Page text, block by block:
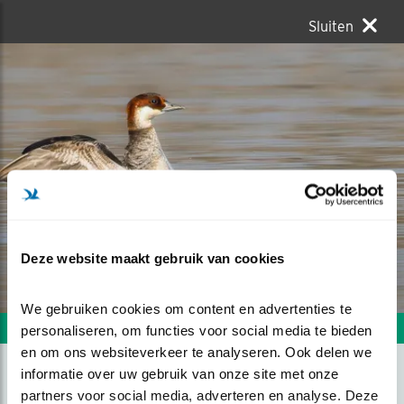
Deze website maakt gebruik van cookies
We gebruiken cookies om content en advertenties te
personaliseren, om functies voor social media te bieden
en om ons websiteverkeer te analyseren. Ook delen we
informatie over uw gebruik van onze site met onze
partners voor social media, adverteren en analyse. Deze
Sluiten
Volgende foto Vorige foto